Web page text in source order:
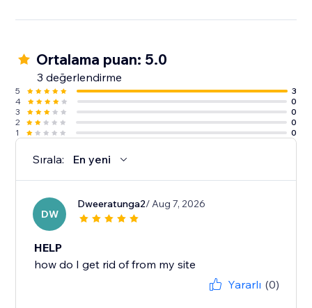
Ortalama puan: 5.0
3 değerlendirme
5
3
4
0
3
0
2
0
1
0
Sırala: En yeni
DW
Dweeratunga2/ Aug 7, 2026
HELP
how do I get rid of from my site
Yararlı (0)